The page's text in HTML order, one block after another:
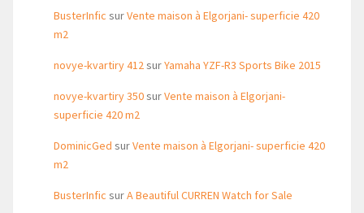
BusterInfic surVente maison à Elgorjani- superficie 420
m2
novye-kvartiry 412surYamaha YZF-R3 Sports Bike 2015
novye-kvartiry 350surVente maison à Elgorjani-
superficie 420 m2
DominicGed surVente maison à Elgorjani- superficie 420
m2
BusterInfic surA Beautiful CURREN Watch for Sale